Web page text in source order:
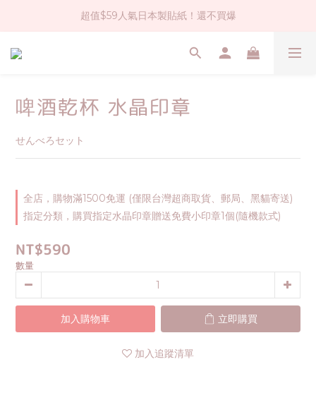
社群大人氣！各種有趣的打洞器
超值$59人氣日本製貼紙！還不買爆
全店$1500免運(台灣地區)
啤酒乾杯 水晶印章
せんべろセット
全店，購物滿1500免運 (僅限台灣超商取貨、郵局、黑貓寄送)
指定分類，購買指定水晶印章贈送免費小印章1個(隨機款式)
NT$590
數量
加入購物車 立即購買
加入追蹤清單